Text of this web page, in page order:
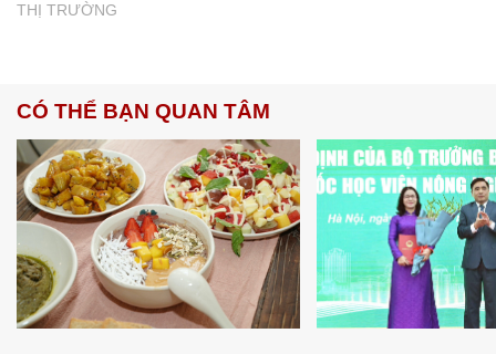
THỊ TRƯỜNG
CÓ THỂ BẠN QUAN TÂM